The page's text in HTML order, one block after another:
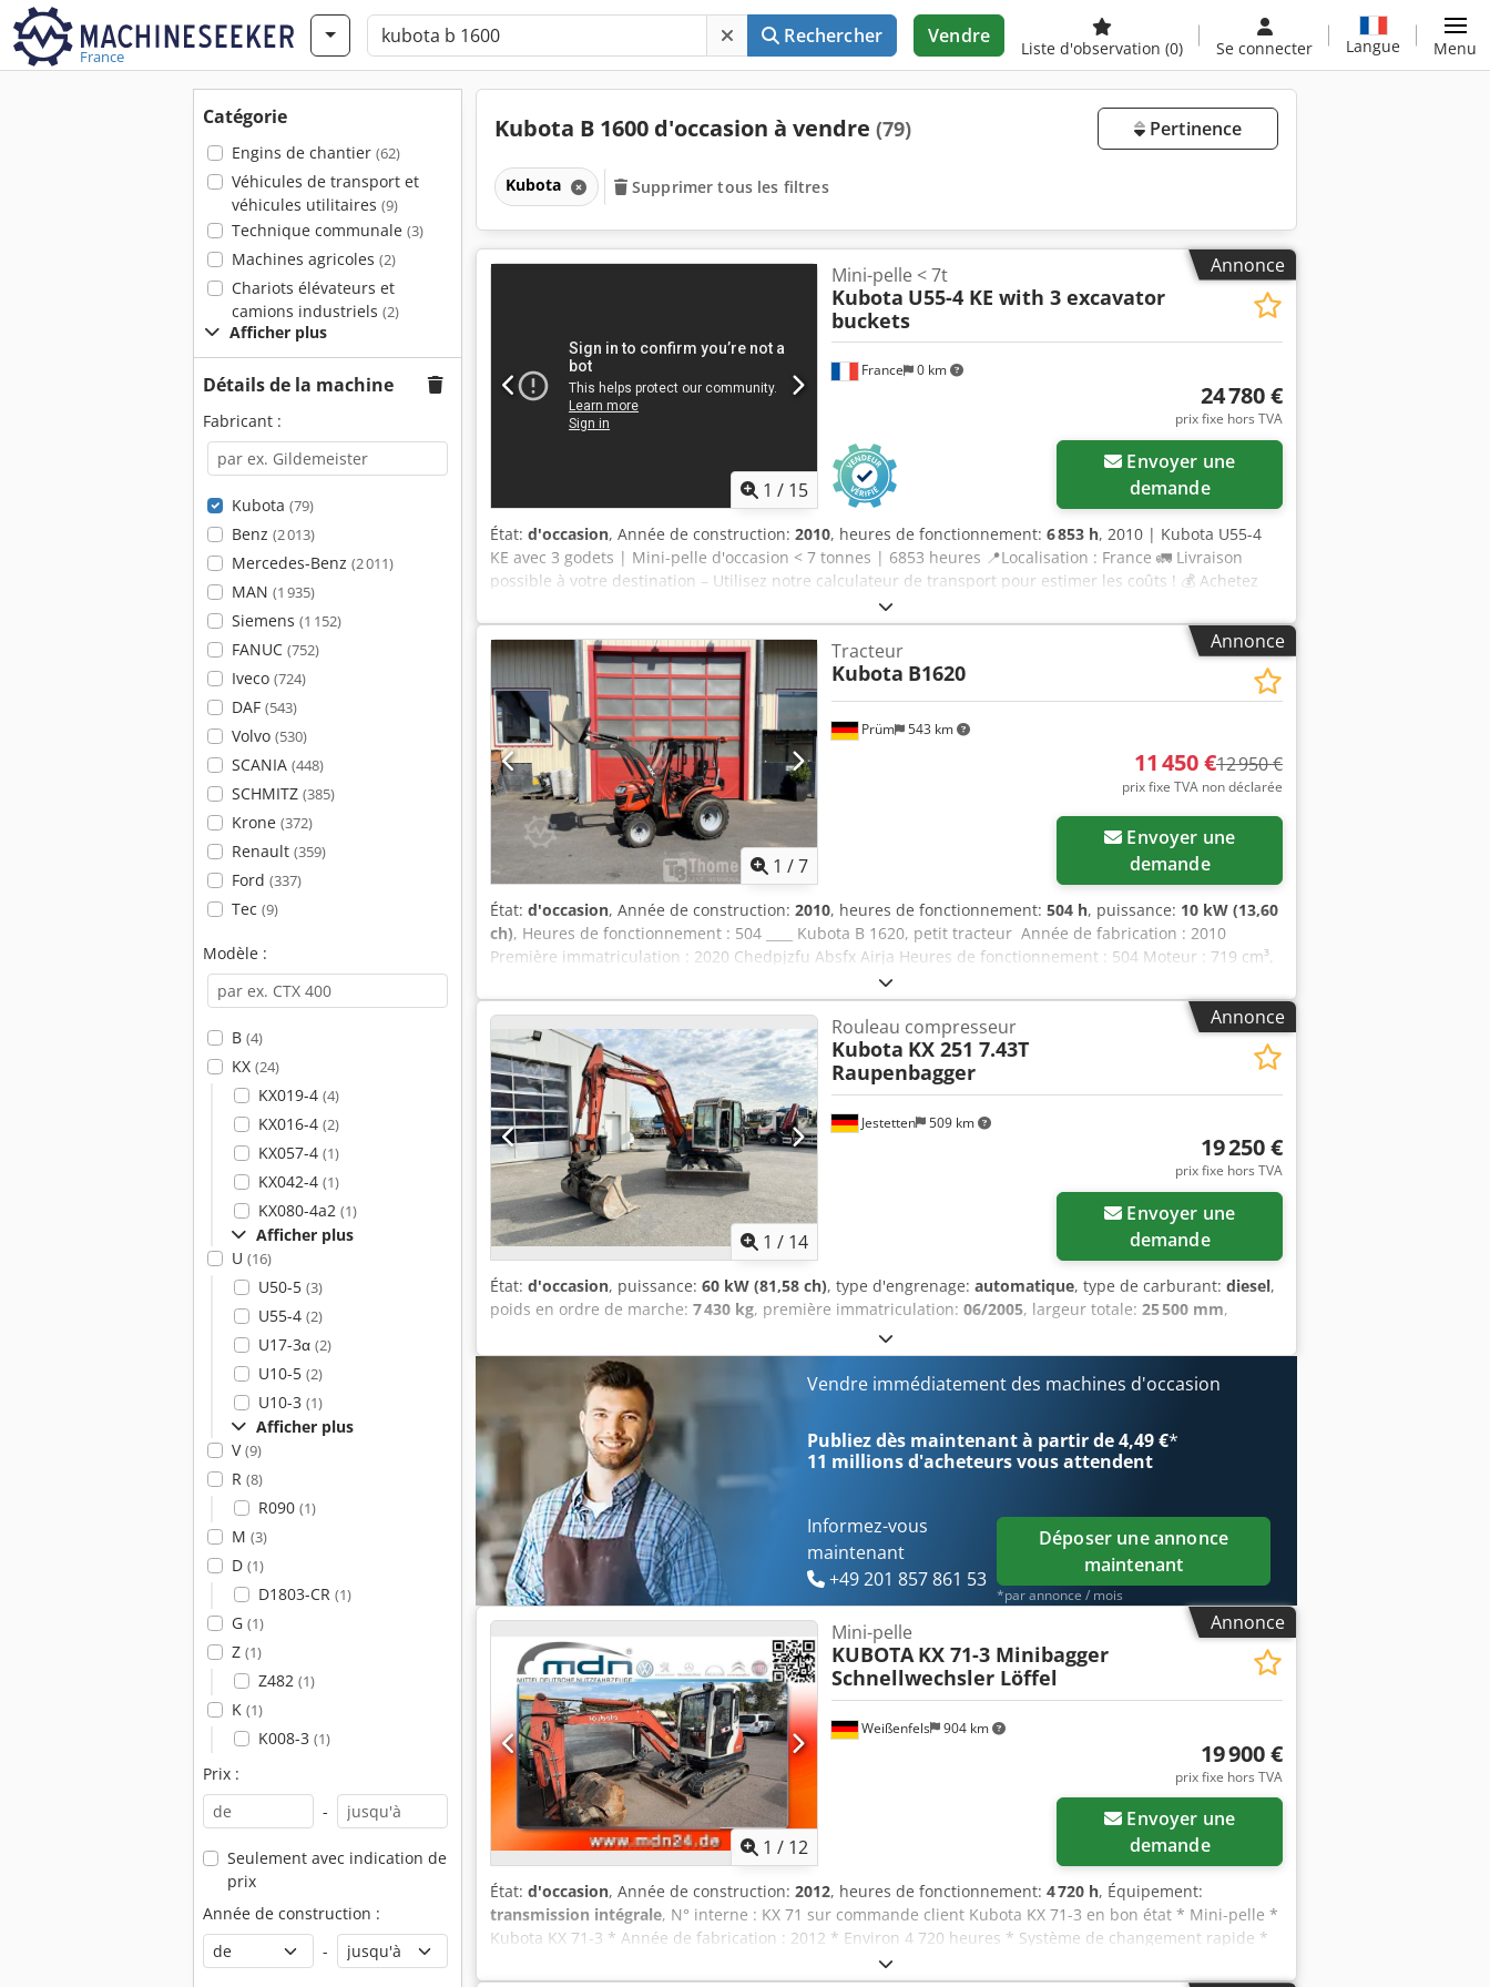
France
Rechercher Vendre
Liste d'observation (0) Se connecter Langue Menu
Catégorie
Engins de chantier (62)
Véhicules de transport et
véhicules utilitaires (9)
Technique communale (3)
Machines agricoles (2)
Chariots élévateurs et
camions industriels (2)
Afficher plus
Détails de la machine
Fabricant :
Kubota (79)
Benz (2 013)
Mercedes-Benz (2 011)
MAN (1 935)
Siemens (1 152)
FANUC (752)
Iveco (724)
DAF (543)
Volvo (530)
SCANIA (448)
SCHMITZ (385)
Krone (372)
Renault (359)
Ford (337)
Tec (9)
Modèle :
B (4)
KX (24)
KX019-4 (4)
KX016-4 (2)
KX057-4 (1)
KX042-4 (1)
KX080-4a2 (1)
Afficher plus
U (16)
U50-5 (3)
U55-4 (2)
U17-3α (2)
U10-5 (2)
U10-3 (1)
Afficher plus
V(9)
R (8)
R090 (1)
M (3)
D (1)
D1803-CR (1)
G (1)
Z (1)
Z482 (1)
K (1)
K008-3 (1)
Prix :
-
Seulement avec indication de
prix
Année de construction :
-
Kubota B 1600 d'occasion à vendre (79) Pertinence
Kubota Supprimer tous les filtres
Annonce
1 / 15
France 0 km
Mini-pelle < 7t
Kubota U55-4 KE with 3 excavator
buckets
24 780 €
prix fixe hors TVA
demande
État: d'occasion, Année de construction: 2010, heures de fonctionnement: 6 853 h, 2010 | Kubota U55-4
KE avec 3 godets | Mini-pelle d'occasion < 7 tonnes | 6853 heures 📍Localisation : France 🚛 Livraison
possible à votre destination – Utilisez notre calculateur de transport pour estimer les coûts ! 💰 Achetez
maintenant pour 24 800 € ou faites une offre. Paiement à la livraison possible moyennant des frais
abordables (sous réserve d'approbation)* 👷‍♂️ Inspecté par un expert indépendant 71 points d'inspection,
dont 59 approuvés ✅, 12 présentant des imperfections ℹ️, 0 défauts ⚠️ 📌 Commentaire de l'inspecteur :
Bon état général, machine entretenue. 📄 Souhaitez-vous consulter le rapport d'inspection complet, des
photos supplémentaires ou une vidéo ? Astuce : La référence « 40890 Equippo » est souvent utilisée pour
trouver plus de détails en ligne. 💡 Pourquoi cette machine et notre service se distinguent : ✔ Inspection
approfondie par des professionnels ✔ Livraison possible sur le chantier Cjdpfx Aiezgwpyoreha ✔ Garantie
de remboursement ✔ Options de paiement sécurisées et flexibles 🔄 Envisagez-vous d'autres
équipements ? Nous proposons des outils et des ressources utiles pour tous les propriétaires et
opérateurs d'équipements – facilement accessibles sur notre plateforme.
Annonce
1 /7
Prüm 543 km
Tracteur
Kubota B1620
11 450 €12 950 €
prix fixe TVA non déclarée
demande
État: d'occasion, Année de construction: 2010, heures de fonctionnement: 504 h, puissance: 10 kW (13,60
ch), Heures de fonctionnement : 504 ____ Kubota B 1620, petit tracteur Année de fabrication : 2010
Première immatriculation : 2020 Chedpjzfu Absfx Airja Heures de fonctionnement : 504 Moteur : 719 cm³,
10 kW Transmission : 6 avant/2 arrière, 19 km/h Prise de force : 540/1000, relevage arrière, possibilité de
2 prises hydrauliques Cabine avec gyrophare Chargeur frontal avec godet Vente selon l’article 25a de la loi
sur la TVA, imposition sur la marge Lieu de stockage : nul
Annonce
1 / 14
Jestetten 509 km
Rouleau compresseur
Kubota KX 251 7.43T
Raupenbagger
19 250 €
prix fixe hors TVA
demande
État: d'occasion, puissance: 60 kW (81,58 ch), type d'engrenage: automatique, type de carburant: diesel,
poids en ordre de marche: 7 430 kg, première immatriculation: 06/2005, largeur totale: 25 500 mm,
Vendre immédiatement des machines d'occasion
Publiez dès maintenant à partir de 4,49 €*
11 millions d'acheteursvous attendent
Informez-vous
maintenant
+49 201 857 861 53
Déposer une annonce
maintenant
*par annonce / mois
Annonce
1 / 12
Weißenfels 904 km
Mini-pelle
KUBOTA KX 71-3 Minibagger
Schnellwechsler Löffel
19 900 €
prix fixe hors TVA
demande
État: d'occasion, Année de construction: 2012, heures de fonctionnement: 4 720 h, Équipement:
transmission intégrale, N° interne : KX 71 sur commande client Kubota KX 71-3 en bon état * Mini-pelle *
Kubota KX 71-3 * Année de fabrication : 2012 * Environ 4 720 heures * Système de changement rapide *
Godet rétro * 2 godets profonds Reprise possible Financement à partir de 3,99 % Sous réserve d’erreurs